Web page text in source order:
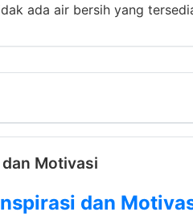
ada air bersih yang
Motivasi
dan